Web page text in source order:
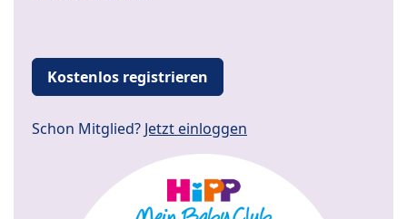
Kostenlos registrieren
Schon Mitglied? Jetzt einloggen